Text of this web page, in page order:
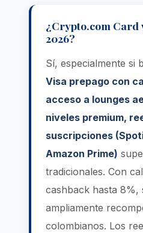
¿Crypto.com Card
2026?
Sí, especialmente si
Visa prepago con
acceso a lounges
niveles premium,
suscripciones
Amazon Prime)
tradicionales. Con
cashback hasta 8%,
ampliamente
colombianos. Los